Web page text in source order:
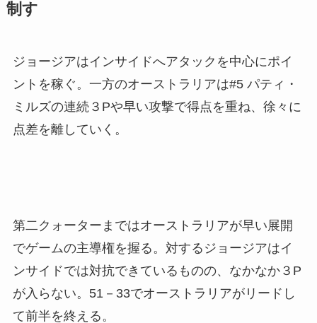
制す
ジョージアはインサイドへアタックを中心にポイ
ントを稼ぐ。一方のオーストラリアは#5 パティ・
ミルズの連続３Pや早い攻撃で得点を重ね、徐々に
点差を離していく。
第二クォーターまではオーストラリアが早い展開
でゲームの主導権を握る。対するジョージアはイ
ンサイドでは対抗できているものの、なかなか３P
が入らない。51 －33でオーストラリアがリードし
て前半を終える。